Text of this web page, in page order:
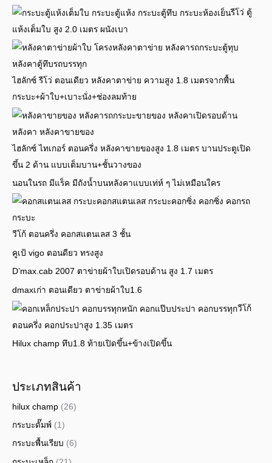
รีโว่ ตู้
แห้งเต็มใบ สูง 2.0 เมตร ผนังเบา
ไฮลักซ์ รีโว่ ตอนเดียว หลังคาตาข่าย ความสูง 1.8 เมตรจากพื้น
กระบะ+ผ้าใบ+เบาะนั่ง+ช่องลมท้าย
ไฮลักซ์ ไทเกอร์ ตอนครึ่ง หลังคาขายของสูง 1.8 เมตร บานประตูเปิด
ขึ้น 2 ด้าน แบบเต็มบาน+ชั้นวางของ
นอนในรถ มีแร็ค มีถังน้ำบนหลังคาแบบเท่ห์ ๆ ไม่เหมือนใคร
วีโก้ ตอนครึ่ง คอกสแตนเลส 3 ชั้น
คูเป้ vigo ตอนดียว ทรงสูง
D’max.cab 2007 ตาข่ายผ้าใบเปิดรอบด้าน สูง 1.7 เมตร
dmaxเก่า ตอนเดียว ตาข่ายผ้าใบ1.6
วีโก้
ตอนครึ่ง คอกประปาสูง 1.35 เมตร
Hilux champ ทึบ1.8 ท้ายเปิดขึ้น+ข้างเปิดขึ้น
ประเภทสินค้า
hilux champ (26)
กระบะดั๊มพ์ (1)
กระบะพื้นเรียบ (6)